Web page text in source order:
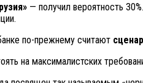
— получил вероятность
по-прежнему считают
на максималистских